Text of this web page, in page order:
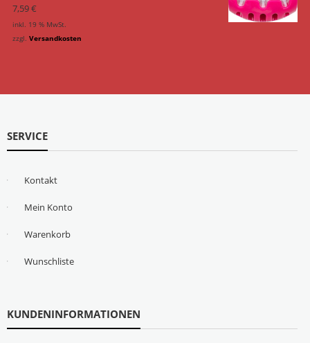
7,59€
inkl. 19 % MwSt.
zzgl. Versandkosten
SERVICE
Kontakt
Mein Konto
Warenkorb
Wunschliste
KUNDENINFORMATIONEN